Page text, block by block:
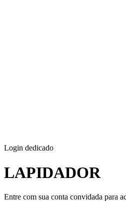
Login dedicado
LAPIDADOR
Entre com sua conta convidada para